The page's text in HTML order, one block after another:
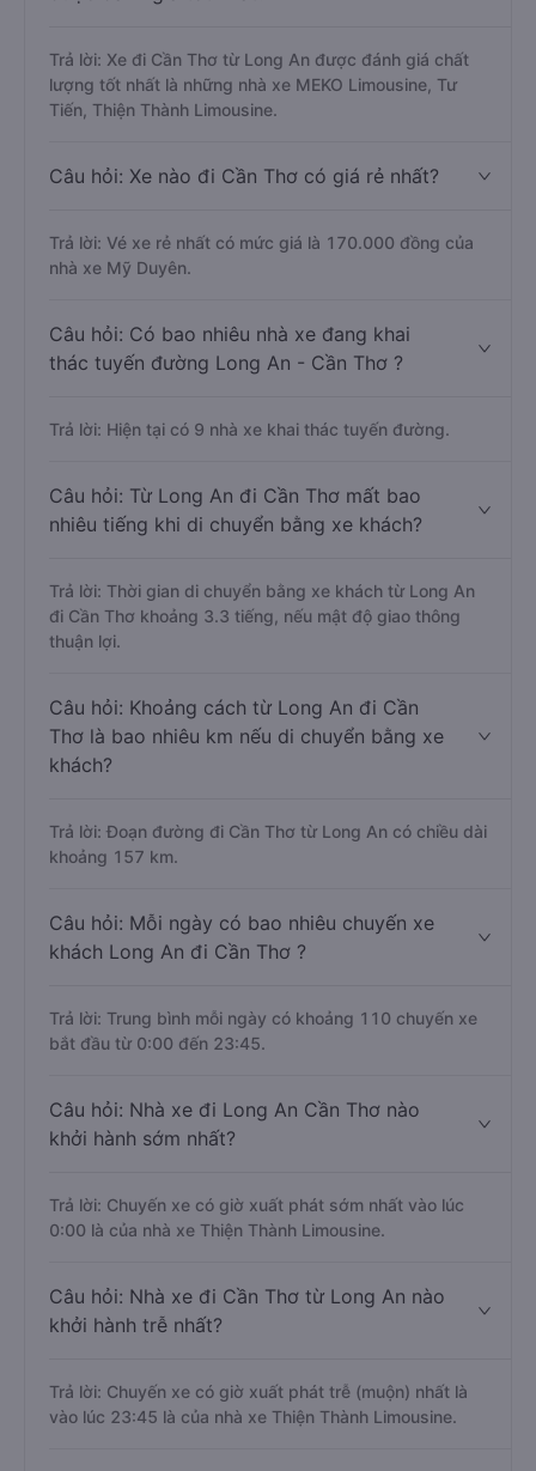
Trả lời: Xe đi Cần Thơ từ Long An được đánh giá chất
lượng tốt nhất là những nhà xe MEKO Limousine, Tư
Tiến, Thiện Thành Limousine.
Câu hỏi: Xe nào đi Cần Thơ có giá rẻ nhất?
Trả lời: Vé xe rẻ nhất có mức giá là 170.000 đồng của
nhà xe Mỹ Duyên.
Câu hỏi: Có bao nhiêu nhà xe đang khai
thác tuyến đường Long An - Cần Thơ ?
Trả lời: Hiện tại có 9 nhà xe khai thác tuyến đường.
Câu hỏi: Từ Long An đi Cần Thơ mất bao
nhiêu tiếng khi di chuyển bằng xe khách?
Trả lời: Thời gian di chuyển bằng xe khách từ Long An
đi Cần Thơ khoảng 3.3 tiếng, nếu mật độ giao thông
thuận lợi.
Câu hỏi: Khoảng cách từ Long An đi Cần
Thơ là bao nhiêu km nếu di chuyển bằng xe
khách?
Trả lời: Đoạn đường đi Cần Thơ từ Long An có chiều dài
khoảng 157 km.
Câu hỏi: Mỗi ngày có bao nhiêu chuyến xe
khách Long An đi Cần Thơ ?
Trả lời: Trung bình mỗi ngày có khoảng 110 chuyến xe
bắt đầu từ 0:00 đến 23:45.
Câu hỏi: Nhà xe đi Long An Cần Thơ nào
khởi hành sớm nhất?
Trả lời: Chuyến xe có giờ xuất phát sớm nhất vào lúc
0:00 là của nhà xe Thiện Thành Limousine.
Câu hỏi: Nhà xe đi Cần Thơ từ Long An nào
khởi hành trễ nhất?
Trả lời: Chuyến xe có giờ xuất phát trễ (muộn) nhất là
vào lúc 23:45 là của nhà xe Thiện Thành Limousine.